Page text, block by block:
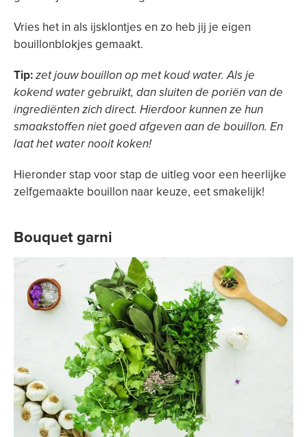
Vries het in als ijsklontjes en zo heb jij je eigen
bouillonblokjes gemaakt.
Tip:zet jouw bouillon op met koud water. Als je
kokend water gebruikt, dan sluiten de poriën van de
ingrediënten zich direct. Hierdoor kunnen ze hun
smaakstoffen niet goed afgeven aan de bouillon. En
laat het water nooit koken!
Hieronder stap voor stap de uitleg voor een heerlijke
zelfgemaakte bouillon naar keuze, eet smakelijk!
Bouquet garni